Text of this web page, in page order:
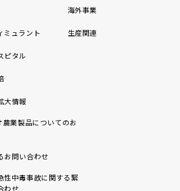
ミュラント
ピタル
大情報
農業製品についてのお
お問い合わせ
性中毒事故に関する緊
わせ
海外事業
生産関連